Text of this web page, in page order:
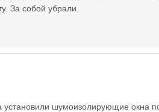
За собой убрали.
шумоизолирующие окна